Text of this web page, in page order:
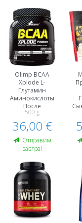
Olimp BCAA
Xplode L-
Глутамин
Аминокислоты
После
Тренировки И
Восстановление
500 g
36,00 €
Oтправим
завтра!